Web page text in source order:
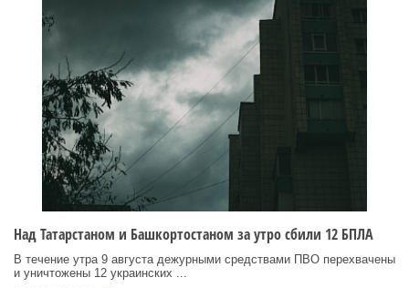
Над Татарстаном и Башкортостаном за утро сбили 12 БПЛА
В течение утра 9 августа дежурными средствами ПВО перехвачены
и уничтожены 12 украинских ...